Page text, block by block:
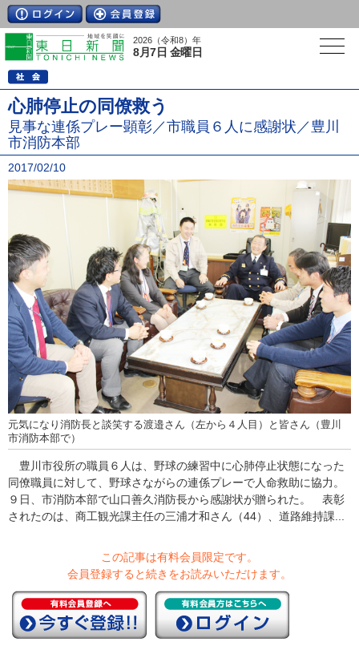
2026（令和8）年
8月7日 金曜日
心肺停止の同僚救う
見事な連係プレー顕彰／市職員６人に感謝状／豊川
市消防本部
2017/02/10
元気になり消防長と談笑する渡邉さん（左から４人目）と皆さん（豊川
市消防本部で）
豊川市役所の職員６人は、野球の練習中に心肺停止状態になった
同僚職員に対して、野球さながらの連係プレーで人命救助に協力。
９日、市消防本部で山口善久消防長から感謝状が贈られた。 表彰
されたのは、商工観光課主任の三浦才和さん（44）、道路維持課...
この記事は有料会員限定です。
会員登録すると続きをお読みいただけます。